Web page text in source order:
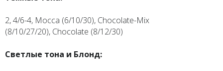
2, 4/6-4, Mocca (6/10/30), Chocolate-Mix
(8/10/27/20), Chocolate (8/12/30)
Светлые тона и Блонд: